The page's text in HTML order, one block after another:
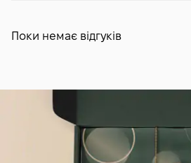
Поки немає відгуків